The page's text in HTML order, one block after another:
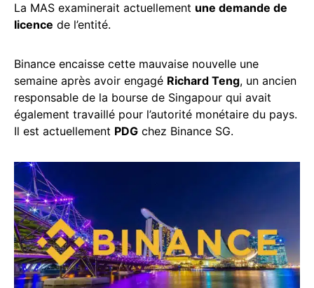
La MAS examinerait actuellement une demande de
licence de l’entité.
Binance encaisse cette mauvaise nouvelle une
semaine après avoir engagé Richard Teng, un ancien
responsable de la bourse de Singapour qui avait
également travaillé pour l’autorité monétaire du pays.
Il est actuellement PDG chez Binance SG.